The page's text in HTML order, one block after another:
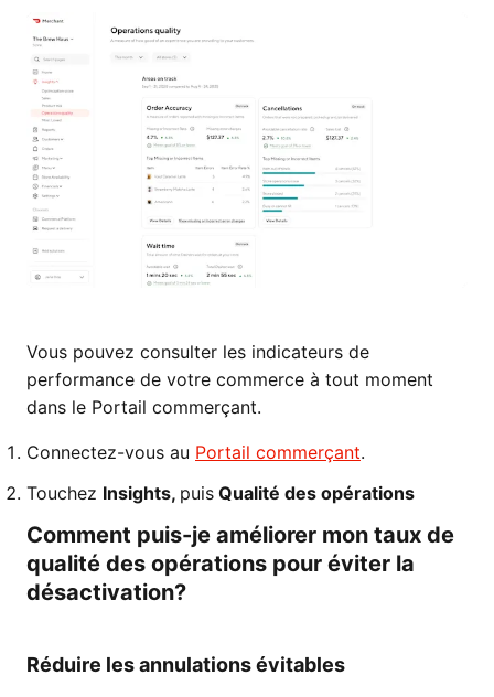
Vous pouvez consulter les indicateurs de
performance de votre commerce à tout moment
dans le Portail commerçant.
Connectez-vous au Portail commerçant.
Touchez Insights, puis Qualité des opérations
Comment puis-je améliorer mon taux de
qualité des opérations pour éviter la
désactivation?
Réduire les annulations évitables